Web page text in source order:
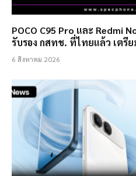
POCO C95 Pro และ Redmi
รับรอง กสทช. ที่ไทยแล้ว เตรีย
6 สิงหาคม 2026